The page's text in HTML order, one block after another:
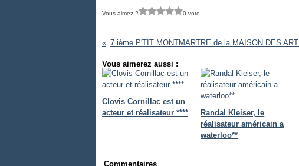
Vous aimez ? 0 vote
Vous aimerez aussi :
Clovis Cornillac est un
acteur et réalisateur ****
Randal Kleiser, le
réalisateur américain a
waterloo**
Commentaires